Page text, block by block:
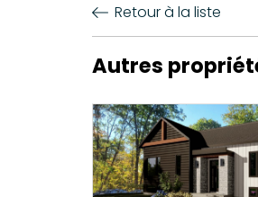
Retour à la liste
Autres